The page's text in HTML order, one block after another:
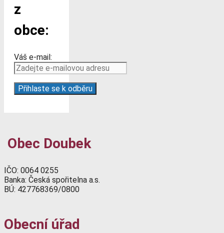
z
obce:
Váš e-mail:
Obec Doubek
IČO: 0064 0255
Banka: Česká spořitelna a.s.
BÚ: 427768369/0800
Obecní úřad